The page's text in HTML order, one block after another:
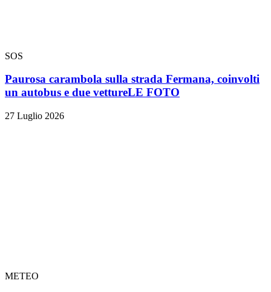
SOS
Paurosa carambola sulla strada Fermana, coinvolti
un autobus e due vettureLE FOTO
27 Luglio 2026
METEO